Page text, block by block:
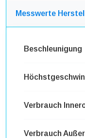
Messwerte
Beschleunigung
Verbrauch
Verbrauch